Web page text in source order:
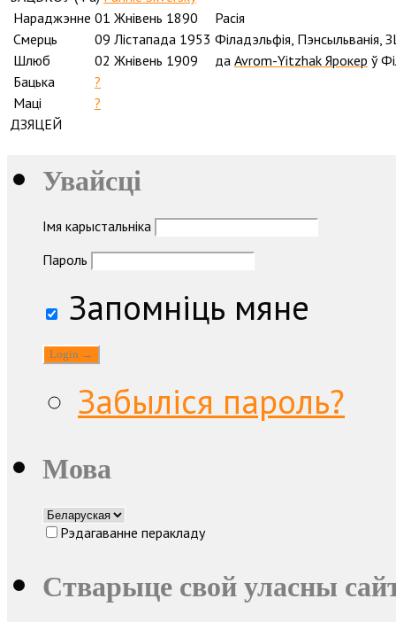
Нараджэнне 01 Жнівень 1890
Расія
Смерць
09 Лістапада 1953 Філадэльфія, Пэнсыльванія,
Шлюб
02 Жнівень 1909 да Avrom-Yitzhak Ярокер ў
Бацька
?
Маці
?
ДЗЯЦЕЙ
Увайсці
Імя карыстальніка
Пароль
Запомніць мяне
Забыліся пароль?
Мова
Рэдагаванне перакладу
Стварыце свой уласны